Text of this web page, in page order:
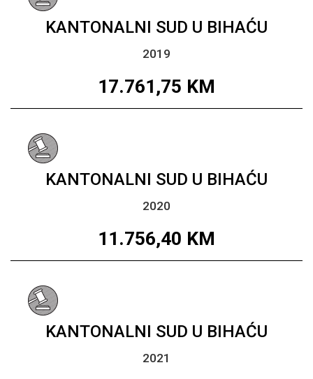
KANTONALNI SUD U BIHAĆU
2019
17.761,75 KM
KANTONALNI SUD U BIHAĆU
2020
11.756,40 KM
KANTONALNI SUD U BIHAĆU
2021